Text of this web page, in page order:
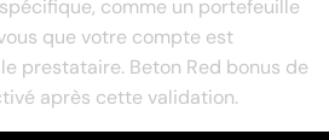
comme un portefeuille
que votre compte est
prestataire. Beton Red bonus de
après cette validation.